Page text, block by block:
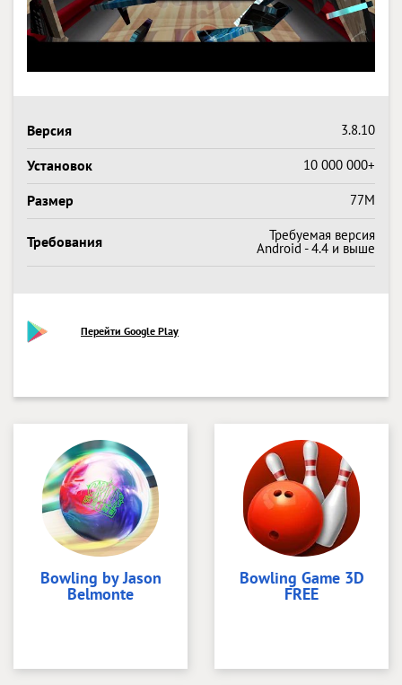
Версия 3.8.10
Установок 10 000 000+
Размер 77M
Требования Требуемая версия
Android - 4.4 и выше
Перейти Google Play
Bowling by Jason
Belmonte
Bowling Game 3D
FREE